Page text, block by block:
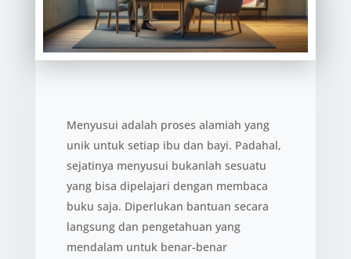
Menyusui adalah proses alamiah yang
unik untuk setiap ibu dan bayi. Padahal,
sejatinya menyusui bukanlah sesuatu
yang bisa dipelajari dengan membaca
buku saja. Diperlukan bantuan secara
langsung dan pengetahuan yang
mendalam untuk benar-benar